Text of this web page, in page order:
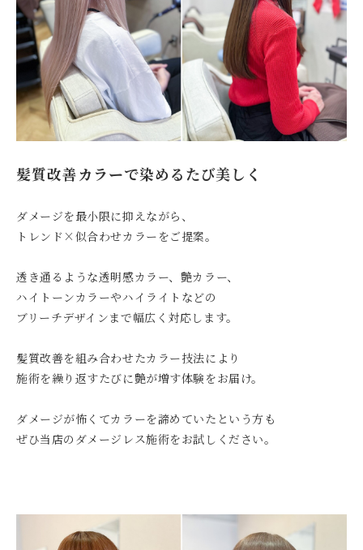
髪質改善カラーで染めるたび美しく
ダメージを最小限に抑えながら、
トレンド×似合わせカラーをご提案。
透き通るような透明感カラー、艶カラー、
ハイトーンカラーやハイライトなどの
ブリーチデザインまで幅広く対応します。
髪質改善を組み合わせたカラー技法により
施術を繰り返すたびに艶が増す体験をお届け。
ダメージが怖くてカラーを諦めていたという方も
ぜひ当店のダメージレス施術をお試しください。